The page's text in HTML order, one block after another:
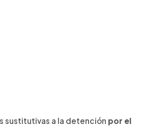
sustitutivas a la detención por el